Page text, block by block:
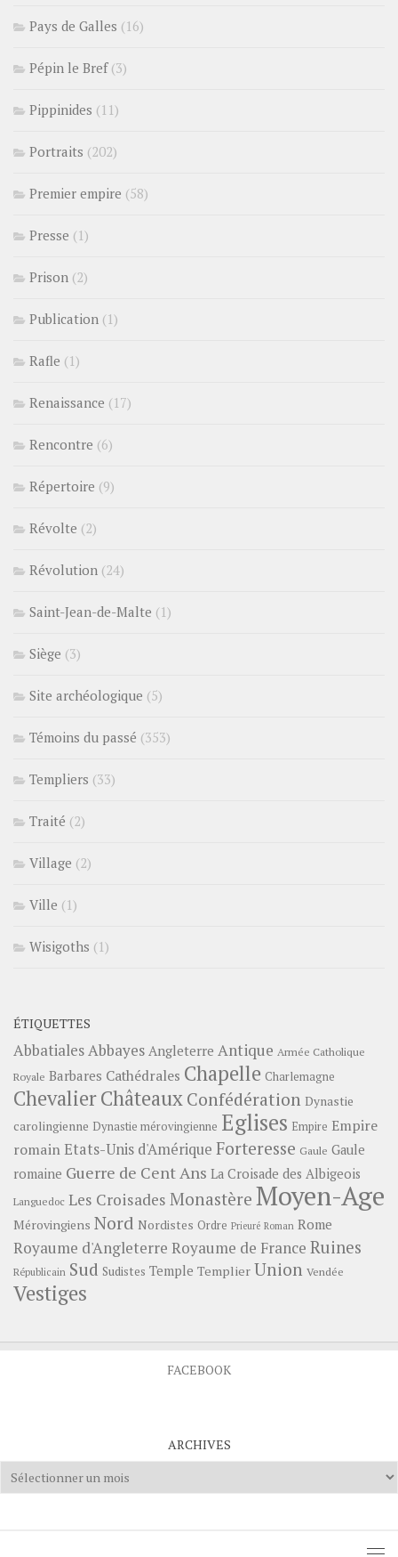
Pays de Galles (16)
Pépin le Bref(3)
Pippinides (11)
Portraits (202)
Premier empire (58)
Presse (1)
Prison (2)
Publication (1)
Rafle (1)
Renaissance (17)
Rencontre (6)
Répertoire (9)
Révolte (2)
Révolution (24)
Saint-Jean-de-Malte (1)
Siège (3)
Site archéologique (5)
Témoins du passé (353)
Templiers (33)
Traité (2)
Village (2)
Ville (1)
Wisigoths (1)
ÉTIQUETTES
AbbatialesAbbayes Angleterre Antique Armée Catholique
Royale Barbares Cathédrales Chapelle Charlemagne
ChevalierChâteauxConfédération Dynastie
carolingienne Dynastie mérovingienne Eglises Empire Empire
romainEtats-Unis d'Amérique Forteresse Gaule Gaule
romaine Guerre de Cent Ans La Croisade des Albigeois
Languedoc Les Croisades Monastère Moyen-Age
Mérovingiens Nord Nordistes Ordre Prieuré Roman Rome
Royaume d'Angleterre Royaume de France Ruines
Républicain Sud Sudistes Temple Templier Union Vendée
Vestiges
FACEBOOK
ARCHIVES
Archives